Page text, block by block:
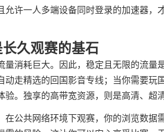
允许一人多端设备同时登录的加速器
久观赛的基石
量消耗巨大。因此，稳定且无限的流
动走精选的回国影音专线；当你需要
验。独享的高带宽资源，则是高清、超
在公共网络环境下观赛，你的浏览数